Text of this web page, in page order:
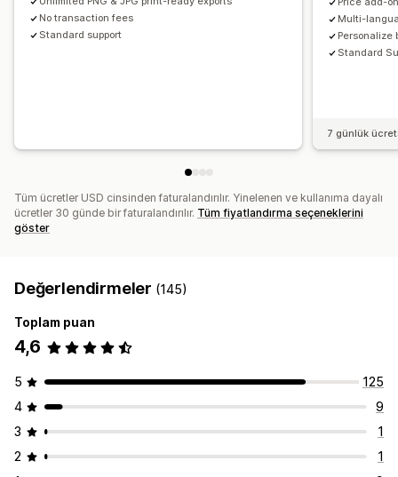
No transaction fees
Standard support
Multi-
Personalize
Standard
7 günlük
Tüm ücretler USD cinsinden faturalandırılır. Yinelenen ve kullanıma dayalı
ücretler 30 günde bir faturalandırılır. Tüm fiyatlandırma seçeneklerini
göster
Değerlendirmeler (145)
Toplam puan
4,6
5
125
4
9
3
1
2
1